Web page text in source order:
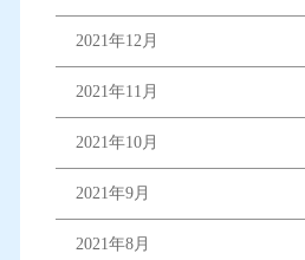
2021年12月
2021年11月
2021年10月
2021年9月
2021年8月